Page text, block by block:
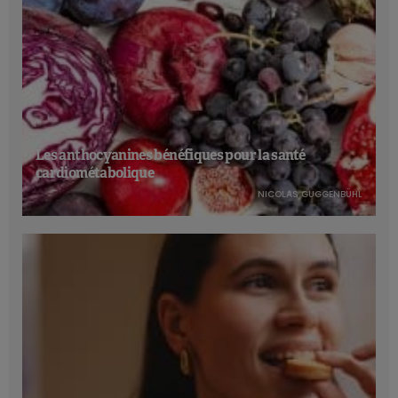
Les anthocyanines bénéfiques pour la santé
cardiométabolique
NICOLAS GUGGENBÜHL